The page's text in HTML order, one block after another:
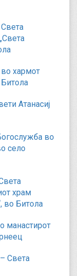
хармот
Атанасиј
во
село
храм
во Битола
манастирот
Света